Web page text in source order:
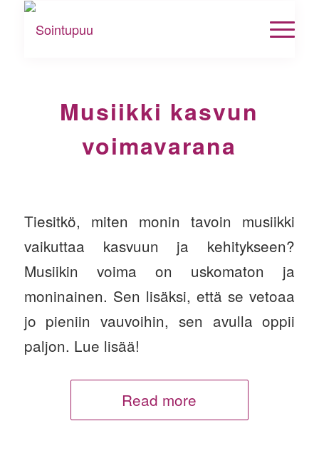
Musiikki kasvun
voimavarana
Tiesitkö, miten monin tavoin musiikki
vaikuttaa kasvuun ja kehitykseen?
Musiikin voima on uskomaton ja
moninainen. Sen lisäksi, että se vetoaa
jo pieniin vauvoihin, sen avulla oppii
paljon. Lue lisää!
Read more